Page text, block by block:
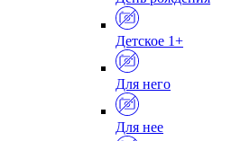
Детское 1+
Для него
Для нее